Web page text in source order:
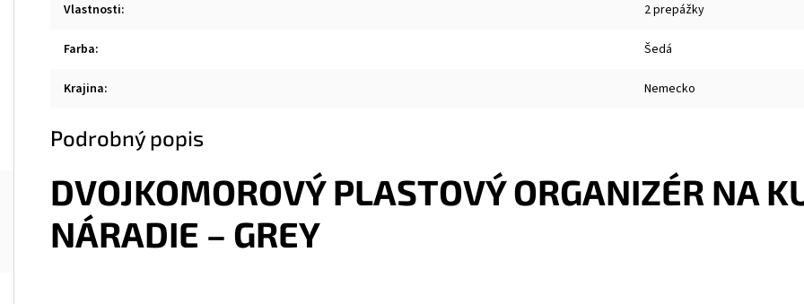
Vlastnosti: 2 prepážky
Farba: Šedá
Krajina: Nemecko
Podrobný popis
DVOJKOMOROVÝ PLASTOVÝ ORGANIZÉR NA
NÁRADIE – GREY